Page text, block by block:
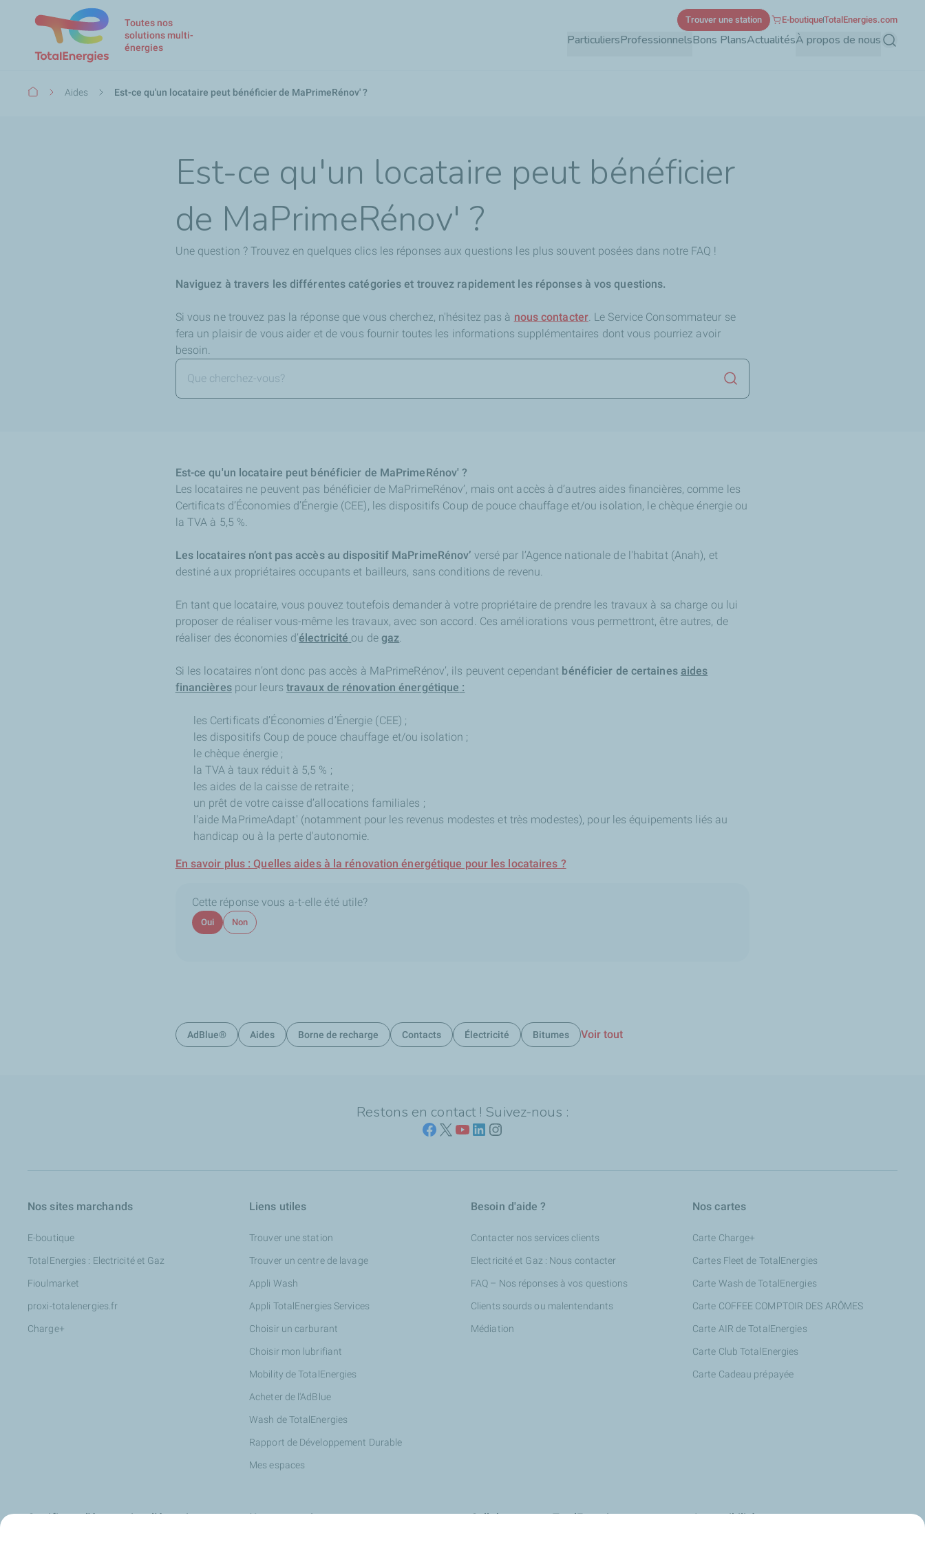
Toutes nos
solutions multi-
énergies
ParticuliersProfessionnelsBons PlansActualitésÀ propos de nous
Trouver une station E-boutiqueTotalEnergies.com
Fil
Aides Est-ce qu'un locataire peut bénéficier de MaPrimeRénov' ?
Est-ce qu'un locataire peut bénéficier
de MaPrimeRénov' ?
Une question ? Trouvez en quelques clics les réponses aux questions les plus souvent posées dans notre FAQ !
Naviguez à travers les différentes catégories et trouvez rapidement les réponses à vos questions.
Si vous ne trouvez pas la réponse que vous cherchez, n'hésitez pas à nous contacter. Le Service Consommateur se
fera un plaisir de vous aider et de vous fournir toutes les informations supplémentaires dont vous pourriez avoir
besoin.
Lancer la recherche
Est-ce qu'un locataire peut bénéficier de MaPrimeRénov' ?
Les locataires ne peuvent pas bénéficier de MaPrimeRénov’, mais ont accès à d’autres aides financières, comme les
Certificats d’Économies d’Énergie (CEE), les dispositifs Coup de pouce chauffage et/ou isolation, le chèque énergie ou
la TVA à 5,5 %.
Les locataires n’ont pas accès au dispositif MaPrimeRénov’ versé par l’Agence nationale de l'habitat (Anah), et
destiné aux propriétaires occupants et bailleurs, sans conditions de revenu.
En tant que locataire, vous pouvez toutefois demander à votre propriétaire de prendre les travaux à sa charge ou lui
proposer de réaliser vous-même les travaux, avec son accord. Ces améliorations vous permettront, être autres, de
réaliser des économies d’électricité ou de gaz
Si les locataires n’ont donc pas accès à MaPrimeRénov’, ils peuvent cependant bénéficier de certaines aides
financièrespour leurs travaux de rénovation énergétique :
les Certificats d’Économies d’Énergie (CEE) ;
les dispositifs Coup de pouce chauffage et/ou isolation ;
le chèque énergie ;
la TVA à taux réduit à 5,5 % ;
les aides de la caisse de retraite ;
un prêt de votre caisse d’allocations familiales ;
l'aide MaPrimeAdapt' (notamment pour les revenus modestes et très modestes), pour les équipements liés au
handicap ou à la perte d'autonomie.
En savoir plus : Quelles aides à la rénovation énergétique pour les locataires ?
Cette réponse vous a-t-elle été utile?
Oui Non
AdBlue® Aides Borne de recharge Contacts Électricité Bitumes Voir tout
Restons en contact ! Suivez-nous :
Nos sites marchands
E-boutique
TotalEnergies : Electricité et Gaz
Fioulmarket
proxi-totalenergies.fr
Charge+
Liens utiles
Trouver une station
Trouver un centre de lavage
Appli Wash
Appli TotalEnergies Services
Choisir un carburant
Choisir mon lubrifiant
Mobility de TotalEnergies
Acheter de l'AdBlue
Wash de TotalEnergies
Rapport de Développement Durable
Mes espaces
Besoin d'aide ?
Contacter nos services clients
Electricité et Gaz : Nous contacter
FAQ – Nos réponses à vos questions
Clients sourds ou malentendants
Médiation
Nos cartes
Carte Charge+
Cartes Fleet de TotalEnergies
Carte Wash de TotalEnergies
Carte COFFEE COMPTOIR DES ARÔMES
Carte AIR de TotalEnergies
Carte Club TotalEnergies
Carte Cadeau prépayée
Certificats d'économies d'énergie Nos partenaires Collaborer avec TotalEnergies Accessibilité